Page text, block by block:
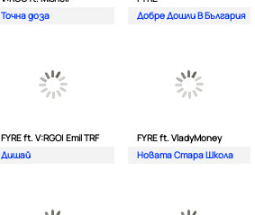
Точна доза
Добре Дошли В България
FYRE ft. V:RGO| Emil TRF
Дишай
FYRE ft. VladyMoney
Новата Стара Школа